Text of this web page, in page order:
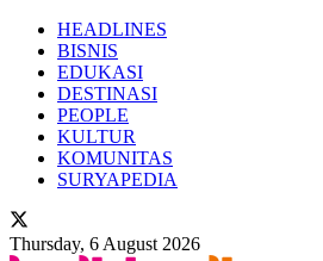
HEADLINES
BISNIS
EDUKASI
DESTINASI
PEOPLE
KULTUR
KOMUNITAS
SURYAPEDIA
Thursday, 6 August 2026